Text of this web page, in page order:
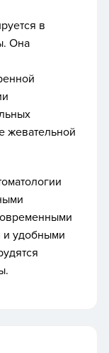
в
Она
жевательной
и удобными